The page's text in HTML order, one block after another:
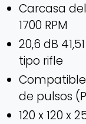
Carcasa
1700 RPM
20,6 dB
tipo rifle
de pulsos
120 x 120 x